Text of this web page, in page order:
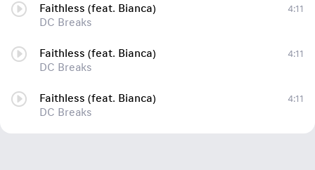
Faithless (feat. Bianca)
DC Breaks
4:11
Faithless (feat. Bianca)
DC Breaks
4:11
Faithless (feat. Bianca)
DC Breaks
4:11